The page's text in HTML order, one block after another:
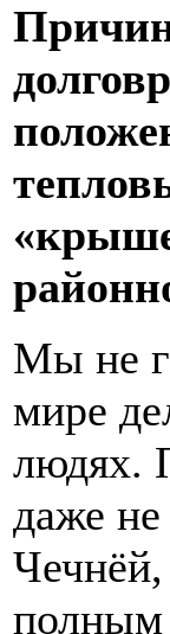
Мы не
мире
людях.
даже не
Чечнёй,
полным